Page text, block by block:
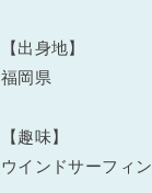
【出身地】
福岡県
【趣味】
ウインドサーフィン